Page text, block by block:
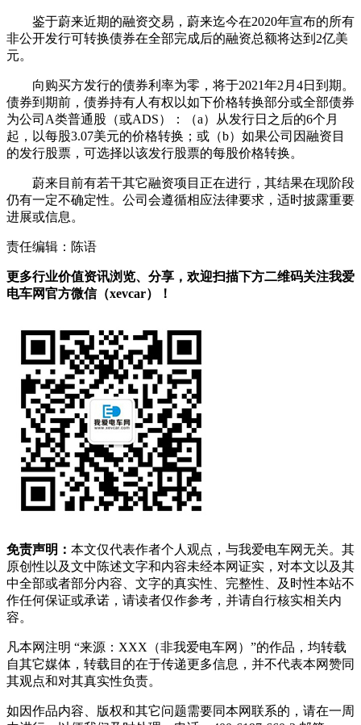
鉴于蔚来近期的融资交易，蔚来迄今在2020年宣布的所有
非公开发行可转换债券在全部完成后的融资总额将达到2亿美
元。
向购买方发行的债券利率为零，将于2021年2月4日到期。
债券到期前，债券持有人有权以如下价格转换部分或全部债券
为公司A类普通股（或ADS）：（a）从发行日之后的6个月
起，以每股3.07美元的价格转换；或（b）如果公司因融资目
的发行股票，可选择以该发行股票的每股价格转换。
蔚来目前有若干其它融资项目正在进行，其结果在现阶段
仍有一定不确定性。公司会遵循相应法律要求，适时披露重要
进展或信息。
责任编辑：陈语
更多行业价值资讯浏览、分享，欢迎扫描下方二维码关注我爱
电车网官方微信（xevcar）！
免责声明： 本文仅代表作者个人观点，与我爱电车网无关。其
原创性以及文中陈述文字和内容未经本网证实，对本文以及其
中全部或者部分内容、文字的真实性、完整性、及时性本站不
作任何保证或承诺，请读者仅作参考，并请自行核实相关内
容。
凡本网注明 “来源：XXX（非我爱电车网）”的作品，均转载
自其它媒体，转载目的在于传递更多信息，并不代表本网赞同
其观点和对其真实性负责。
如因作品内容、版权和其它问题需要同本网联系的，请在一周